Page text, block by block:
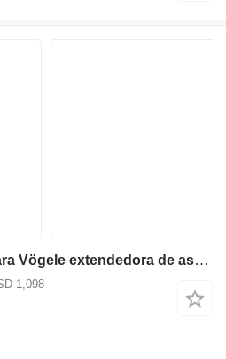
24-6256-0026 sensor para Vögele extendedora de asfalto
1,098